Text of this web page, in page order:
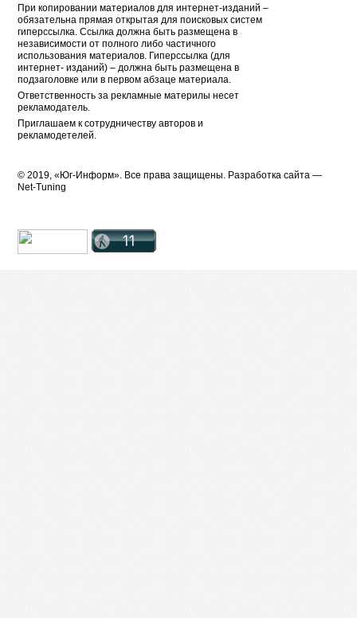
При копировании материалов для интернет-изданий –
обязательна прямая открытая для поисковых систем
гиперссылка. Ссылка должна быть размещена в
независимости от полного либо частичного
использования материалов. Гиперссылка (для
интернет- изданий) – должна быть размещена в
подзаголовке или в первом абзаце материала.
Ответственность за рекламные материлы несет
рекламодатель.
Приглашаем к сотрудничеству авторов и
рекламодетелей.
© 2019, «Юг-Информ». Все права защищены. Разработка cайта —
Net-Tuning